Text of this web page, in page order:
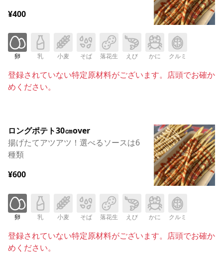
¥400
卵 乳 小麦 そば 落花生 えび かに クルミ
登録されていない特定原材料がございます。店頭でお確か
めください。
ロングポテト30㎝over
揚げたてアツアツ！選べるソースは6
種類
¥600
卵 乳 小麦 そば 落花生 えび かに クルミ
登録されていない特定原材料がございます。店頭でお確か
めください。